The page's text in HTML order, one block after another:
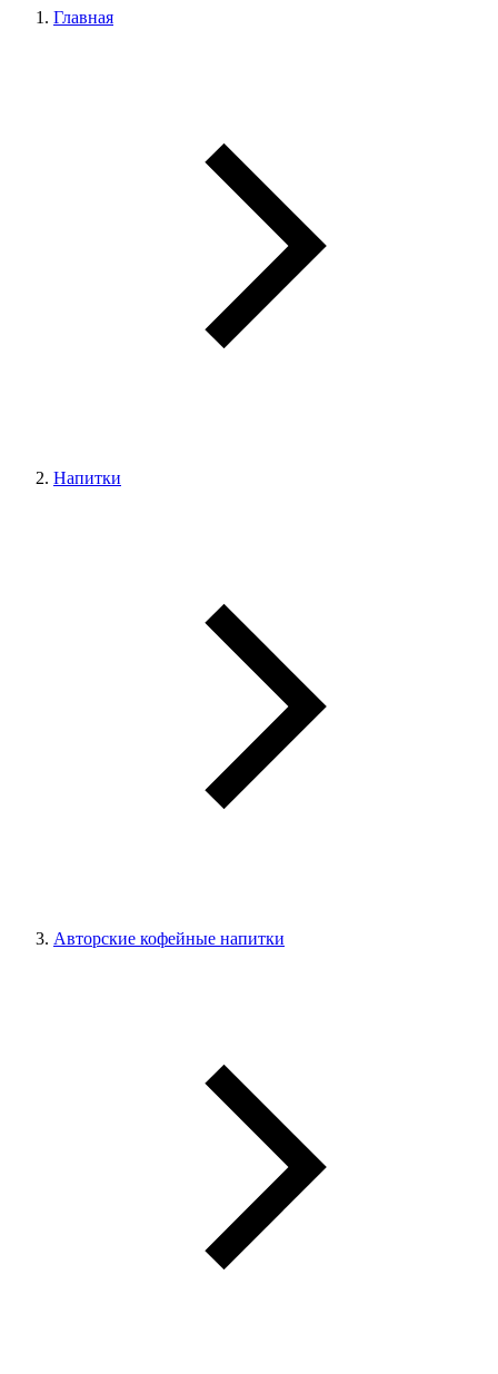
Главная
Напитки
Авторские кофейные напитки